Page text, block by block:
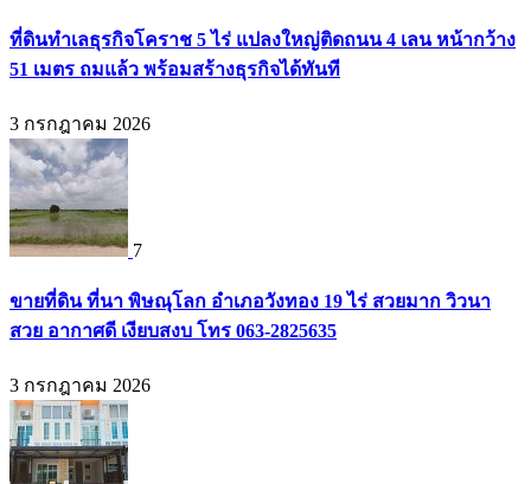
ที่ดินทำเลธุรกิจโคราช 5 ไร่ แปลงใหญ่ติดถนน 4 เลน หน้ากว้าง
51 เมตร ถมแล้ว พร้อมสร้างธุรกิจได้ทันที
3 กรกฎาคม 2026
7
ขายที่ดิน ที่นา พิษณุโลก อำเภอวังทอง 19 ไร่ สวยมาก วิวนา
สวย อากาศดี เงียบสงบ โทร 063-2825635
3 กรกฎาคม 2026